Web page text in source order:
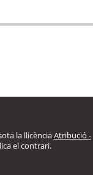
la llicènciaAtribució -
el contrari.